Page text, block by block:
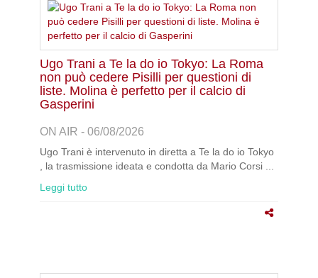
Ugo Trani a Te la do io Tokyo: La Roma
non può cedere Pisilli per questioni di
liste. Molina è perfetto per il calcio di
Gasperini
ON AIR - 06/08/2026
Ugo Trani è intervenuto in diretta a Te la do io Tokyo
, la trasmissione ideata e condotta da Mario Corsi ...
Leggi tutto